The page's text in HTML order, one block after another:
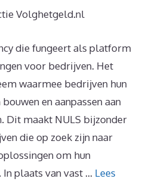
Volghetgeld.nl
die fungeert als platform
voor bedrijven. Het
waarmee bedrijven hun
en aanpassen aan
Dit maakt NULS bijzonder
die op zoek zijn naar
om hun
plaats van vast … Lees